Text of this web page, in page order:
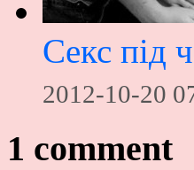
Секс під
2012-10-20
1 comment